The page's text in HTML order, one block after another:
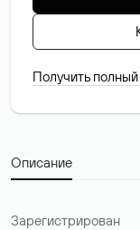
Получить
Описание
Зарегистрирован